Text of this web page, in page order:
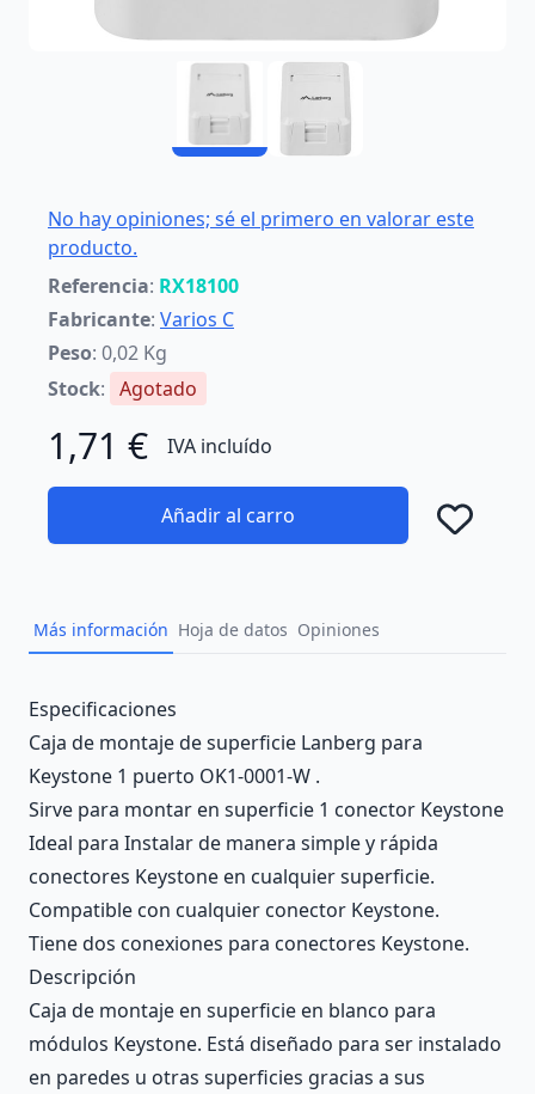
No hay opiniones; sé el primero en valorar este
producto.
Referencia: RX18100
Fabricante: Varios C
Peso: 0,02 Kg
Stock: Agotado
1,71 € IVA incluído
Añadir al carro
Más información Hoja de datos Opiniones
Description
Especificaciones
Caja de montaje de superficie Lanberg para
Keystone 1 puerto OK1-0001-W .
Sirve para montar en superficie 1 conector Keystone
Ideal para Instalar de manera simple y rápida
conectores Keystone en cualquier superficie.
Compatible con cualquier conector Keystone.
Tiene dos conexiones para conectores Keystone.
Descripción
Caja de montaje en superficie en blanco para
módulos Keystone. Está diseñado para ser instalado
en paredes u otras superficies gracias a sus